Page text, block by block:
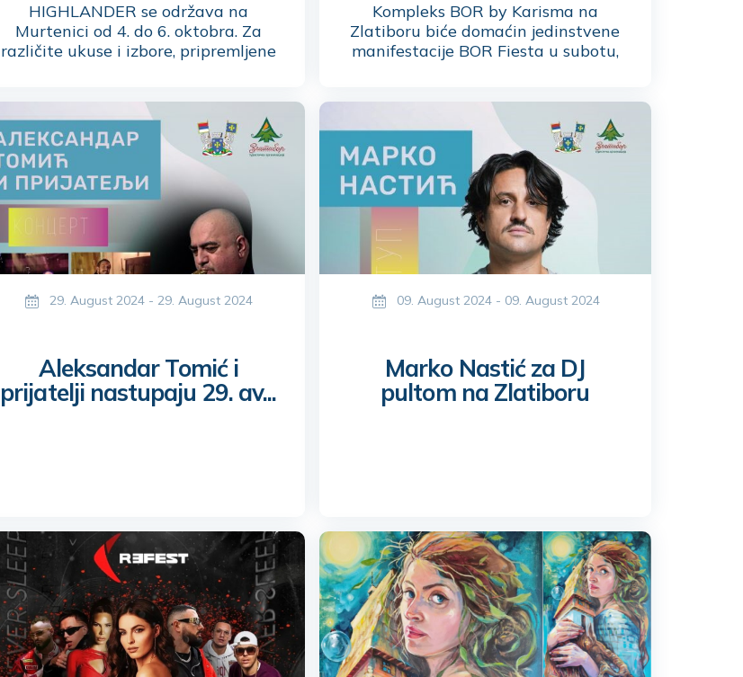
HIGHLANDER se održava na
Murtenici od 4. do 6. oktobra. Za
različite ukuse i izbore, pripremljene
iskustava, promocije opreme koja je
adekvatna za ovakve i slične
aktivnosti, ali i okrepljenje uz
pomenute brendove i tonove
muzike.
Kompleks BOR by Karisma na
Zlatiboru biće domaćin jedinstvene
manifestacije BOR Fiesta u subotu,
Ovaj nezaboravan večernji doživljaj
nudi priliku posetiocima da uživaju
uz fantastičnu muziku, vrhunske
specijalitete i izvanredno piće.
29. August 2024 - 29. August 2024
Aleksandar Tomić i
prijatelji nastupaju 29. av...
09. August 2024 - 09. August 2024
Marko Nastić za DJ
pultom na Zlatiboru